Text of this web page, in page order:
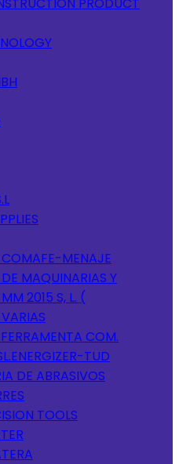
MENAJE
MAQUINARIAS Y
2015 S, L. (
COM.
TUD
DE ABRASIVOS
TOOLS